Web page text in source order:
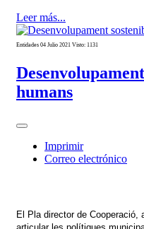
Leer más...
Entidades 04 Julio 2021 Visto: 1131
humans
Imprimir
Correo electrónico
El Pla director de Cooperació,